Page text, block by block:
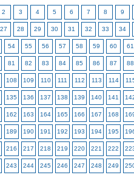
2 3 4 5 6 7 8 9
27 28 29 30 31 32 33 34
54 55 56 57 58 59 60 61
81 82 83 84 85 86 87 88
108 109 110 111 112 113 114
135 136 137 138 139 140 141
162 163 164 165 166 167 168
189 190 191 192 193 194 195
216 217 218 219 220 221 222
243 244 245 246 247 248 249